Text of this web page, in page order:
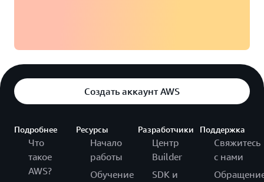
Создать аккаунт AWS
Подробнее
Что
такое
AWS?
Ресурсы
Начало
работы
Обучение
Разработчики
Центр
Builder
SDK и
Поддержка
Свяжитесь
с нами